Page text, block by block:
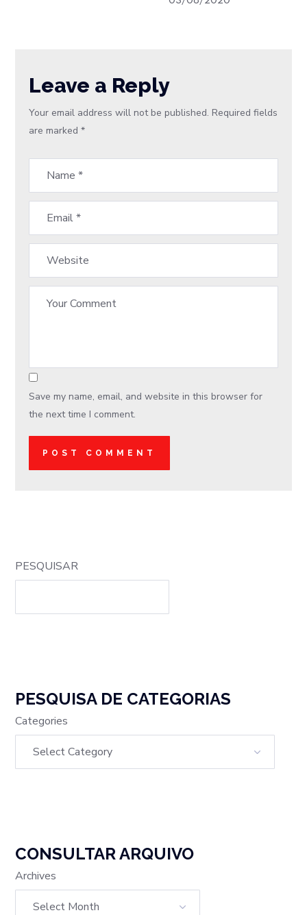
Leave a Reply
Your email address will not be published. Required fields
are marked*
Save my name, email, and website in this browser for
the next time I comment.
PESQUISAR
PESQUISA DE CATEGORIAS
Categories
CONSULTAR ARQUIVO
Archives